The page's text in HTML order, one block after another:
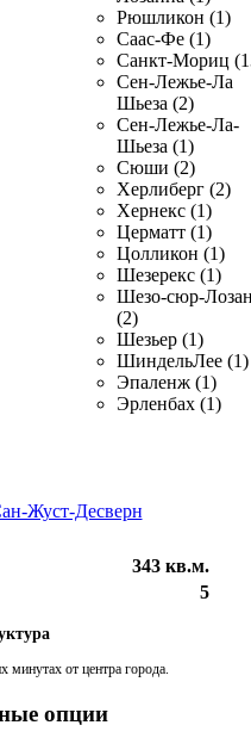
Рюшликон (1)
Саас-Фе (1)
Санкт-Мориц
Сен-Лежье-Ла
Шьеза (2)
Сен-Лежье-Ла-
Шьеза (1)
Сюши (2)
Херлиберг (2)
Хернекс (1)
Церматт (1)
Цолликон (1)
Шезерекс (1)
Шезо-сюр-
(2)
Шезьер (1)
ШиндельЛее (1)
Эпаленж (1)
Эрленбах (1)
Жуст-Десверн
343 кв.м.
5
минутах от центра города.
опции